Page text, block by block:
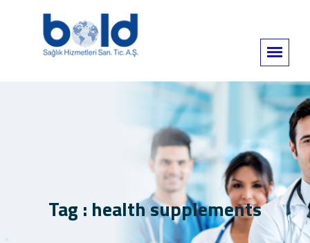
Tag : health supplements